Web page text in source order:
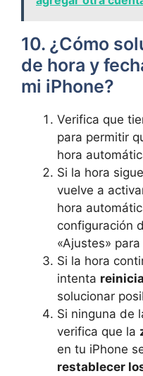
10. ¿Cómo
de hora y
mi iPhone?
Verifica que
para permitir
hora
Si la hora
vuelve a
hora
configuración
«Ajustes»
Si la​ hora
intenta
solucionar
Si ‌ninguna de
verifica que​ la
en tu iPhone
restablecer